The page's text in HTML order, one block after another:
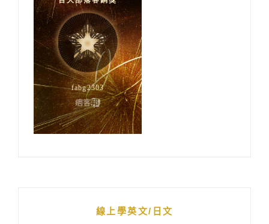
線上學英文/日文